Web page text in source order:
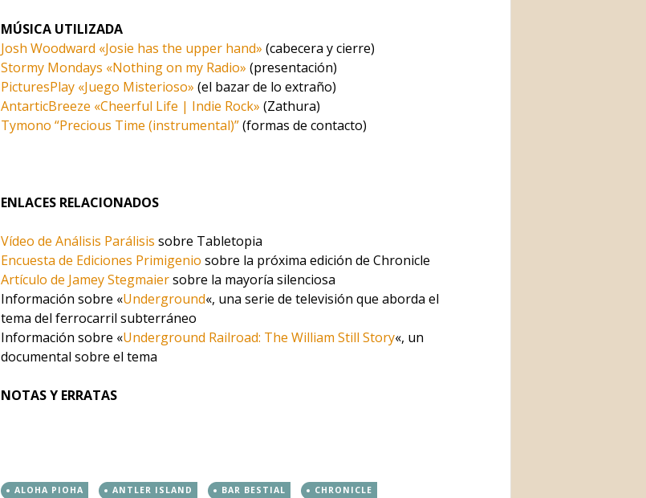
MÚSICA UTILIZADA
Josh Woodward «Josie has the upper hand» (cabecera y cierre)
Stormy Mondays «Nothing on my Radio» (presentación)
PicturesPlay «Juego Misterioso» (el bazar de lo extraño)
AntarticBreeze «Cheerful Life | Indie Rock» (Zathura)
Tymono “Precious Time (instrumental)”(formas de contacto)
ENLACES RELACIONADOS
Vídeo de Análisis Parálisis sobre Tabletopia
Encuesta de Ediciones Primigenio sobre la próxima edición de Chronicle
Artículo de Jamey Stegmaiersobre la mayoría silenciosa
Información sobre «Underground«, una serie de televisión que aborda el
tema del ferrocarril subterráneo
Información sobre «Underground Railroad: The William Still Story«, un
documental sobre el tema
NOTAS Y ERRATAS
ALOHA PIOHA ANTLER ISLAND BAR BESTIAL CHRONICLE